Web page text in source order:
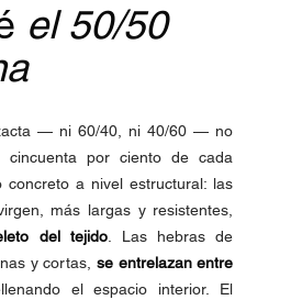
el 50/50
— ni 60/40, ni 40/60 — no
cincuenta por ciento de cada
concreto a nivel estructural: las
más largas y resistentes,
del tejido . Las hebras de
y cortas, se entrelazan entre
el espacio interior. El